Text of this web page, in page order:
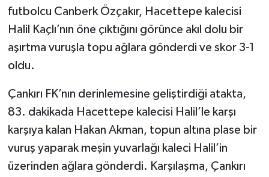
futbolcu Canberk Özçakır, Hacettepe kalecisi
Halil Kaçlı’nın öne çıktığını görünce akıl dolu bir
aşırtma vuruşla topu ağlara gönderdi ve skor 3-1
oldu.
Çankırı FK’nın derinlemesine geliştirdiği atakta,
83. dakikada Hacettepe kalecisi Halil’le karşı
karşıya kalan Hakan Akman, topun altına plase bir
vuruş yaparak meşin yuvarlağı kaleci Halil’in
üzerinden ağlara gönderdi. Karşılaşma, Çankırı